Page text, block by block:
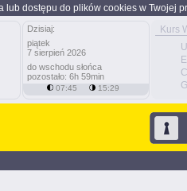
lub dostępu do plików cookies w Twojej
Kurs
Dzisiaj:
piątek
7 sierpień 2026
do wschodu słońca
pozostało: 6h 59min
07:45 15:29